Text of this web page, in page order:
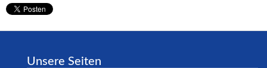
Unsere Seiten